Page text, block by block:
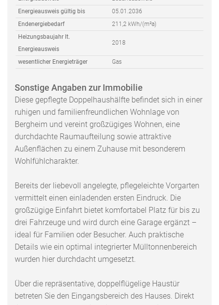
Energieausweis gültig bis
05.01.2036
Endenergiebedarf
211,2 kWh/(m²a)
Heizungsbaujahr lt.
Energieausweis
2018
wesentlicher Energieträger Gas
Sonstige Angaben zur Immobilie
Diese gepflegte Doppelhaushälfte befindet sich in einer
ruhigen und familienfreundlichen Wohnlage von
Bergheim und vereint großzügiges Wohnen, eine
durchdachte Raumaufteilung sowie attraktive
Außenflächen zu einem Zuhause mit besonderem
Wohlfühlcharakter.
Bereits der liebevoll angelegte, pflegeleichte Vorgarten
vermittelt einen einladenden ersten Eindruck. Die
großzügige Einfahrt bietet komfortabel Platz für bis zu
drei Fahrzeuge und wird durch eine Garage ergänzt –
ideal für Familien oder Besucher. Auch praktische
Details wie ein optimal integrierter Mülltonnenbereich
wurden hier durchdacht umgesetzt.
Über die repräsentative, doppelflügelige Haustür
betreten Sie den Eingangsbereich des Hauses. Direkt